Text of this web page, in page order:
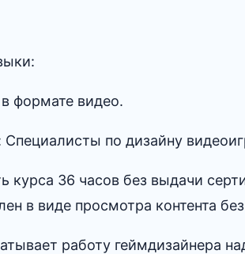
формате видео.
Специалисты по дизайну
курса 36 часов без выдачи
в виде просмотра контента
работу геймдизайнера